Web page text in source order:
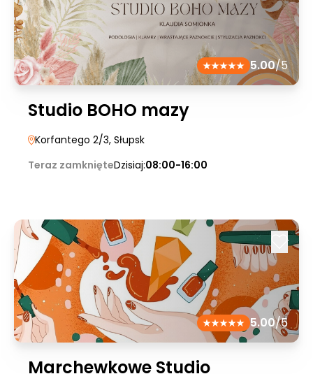
5.00/5
Studio BOHO mazy
Korfantego 2/3, Słupsk
Teraz zamknięteDzisiaj:08:00-16:00
5.00/5
Marchewkowe Studio